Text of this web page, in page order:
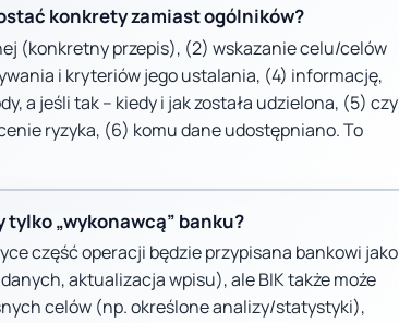
konkrety zamiast ogólników?
(konkretny przepis), (2) wskazanie celu/celów
i kryteriów jego ustalania, (4) informację,
a jeśli tak – kiedy i jak została udzielona, (5) czy
ryzyka, (6) komu dane udostępniano. To
„wykonawcą” banku?
część operacji będzie przypisana bankowi jako
aktualizacja wpisu), ale BIK także może
celów (np. określone analizy/statystyki),